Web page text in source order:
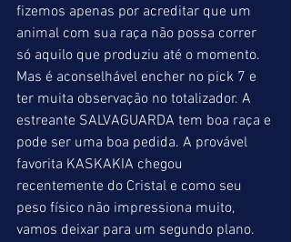
fizemos apenas por acreditar que um
animal com sua raça não possa correr
só aquilo que produziu até o momento.
Mas é aconselhável encher no pick 7 e
ter muita observação no totalizador. A
estreante SALVAGUARDA tem boa raça e
pode ser uma boa pedida. A provável
favorita KASKAKIA chegou
recentemente do Cristal e como seu
peso físico não impressiona muito,
vamos deixar para um segundo plano.